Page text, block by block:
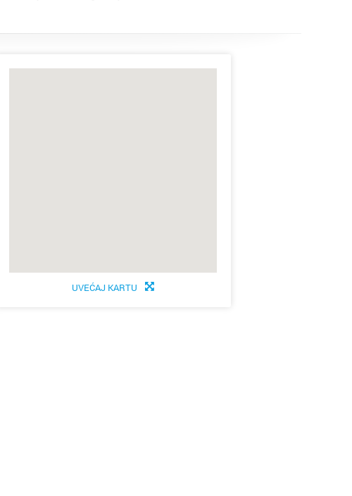
UVEĆAJ KARTU